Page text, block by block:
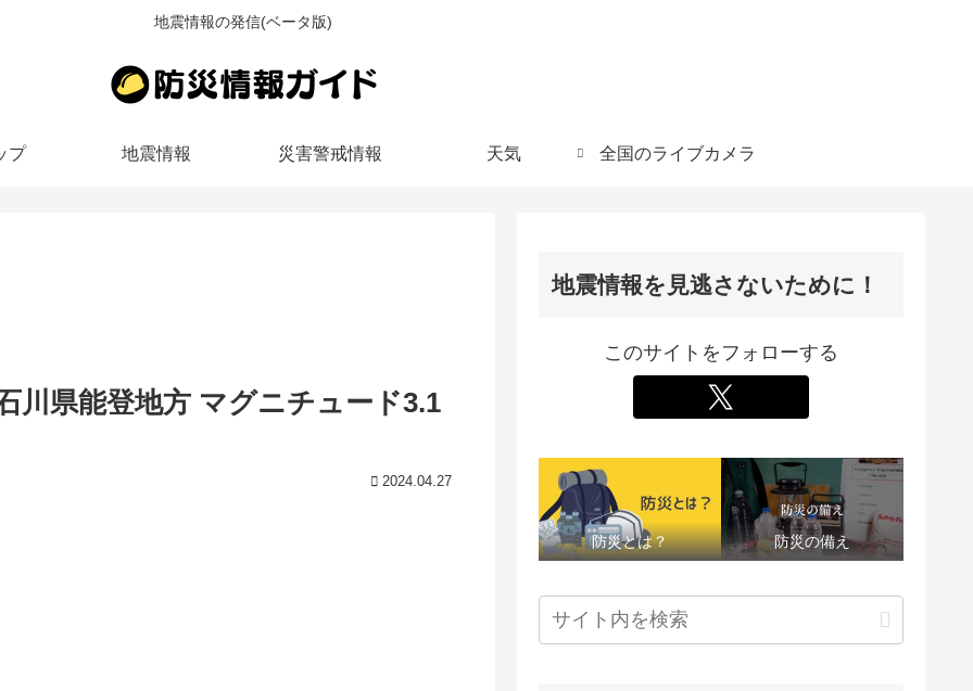
地震情報の発信(ベータ版)
プ 地震情報 災害警戒情報 天気 全国のライブカメラ
川県能登地方 マグニチュード3.1
2024.04.27
地震情報を見逃さないために！
このサイトをフォローする
防災とは？ 防災の備え